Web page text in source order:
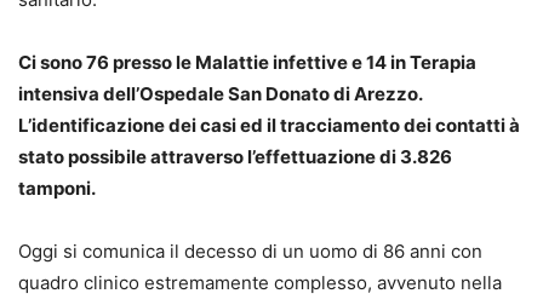
Ci sono 76 presso le Malattie infettive e 14 in Terapia
intensiva dell’Ospedale San Donato di Arezzo.
L’identificazione dei casi ed il tracciamento dei contatti à
stato possibile attraverso l’effettuazione di 3.826
tamponi.
Oggi si comunica il decesso di un uomo di 86 anni con
quadro clinico estremamente complesso, avvenuto nella